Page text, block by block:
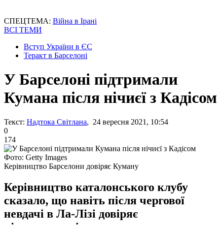
СПЕЦТЕМА: Війна в Ірані
ВСІ ТЕМИ
Вступ України в ЄС
Теракт в Барселоні
У Барселоні підтримали
Кумана після нічиєї з Кадісом
Текст: Надтока Світлана, 24 вересня 2021, 10:54
0
174
Фото: Getty Images
Керівництво Барселони довіряє Куману
Керівництво каталонського клубу
сказало, що навіть після чергової
невдачі в Ла-Лізі довіряє